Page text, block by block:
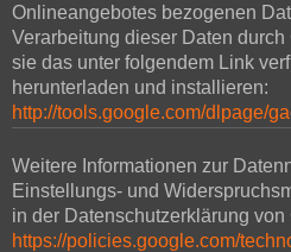
Onlineangebotes bezogenen
Verarbeitung dieser Daten
sie das unter folgendem Link
herunterladen und installieren:
http://tools.google.com/dlpage/
Weitere Informationen zur
Einstellungs- und
in der Datenschutzerklärung von
https://policies.google.com/